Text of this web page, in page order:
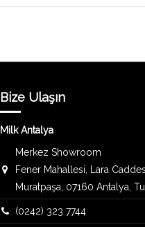
Bize Ulaşın
Milk Antalya
Merkez Showroom
Fener Mahallesi, Lara
Muratpaşa, 07160 Antalya,
(0242) 323 7744